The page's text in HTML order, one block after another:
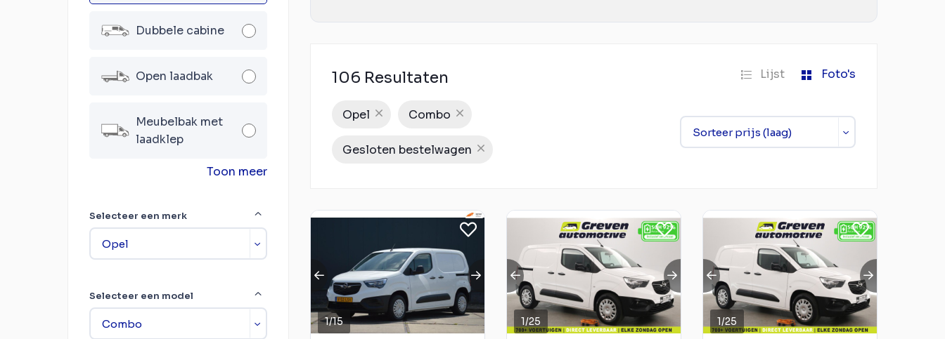
Dubbele cabine
Open laadbak
Meubelbak met
laadklep
Toon meer
Selecteer een merk
Selecteer een model
106 Resultaten Lijst Foto's
Opel Combo
Gesloten bestelwagen
1/15 1/25 1/25